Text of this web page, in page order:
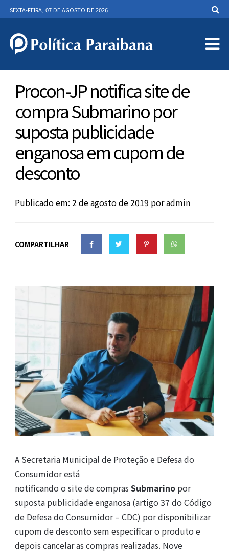
SEXTA-FEIRA, 07 DE AGOSTO DE 2026
Procon-JP notifica site de
compra Submarino por
suposta publicidade
enganosa em cupom de
desconto
Publicado em: 2 de agosto de 2019 poradmin
COMPARTILHAR
A Secretaria Municipal de Proteção e Defesa do
Consumidor está
notificando o site de compras Submarinopor
suposta publicidade enganosa (artigo 37 do Código
de Defesa do Consumidor – CDC) por disponibilizar
cupom de desconto sem especificar o produto e
depois cancelar as compras realizadas. Nove